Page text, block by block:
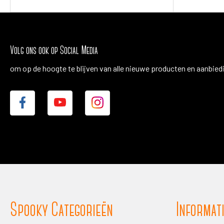
Volg ons ook op Social Media
om op de hoogte te blijven van alle nieuwe producten en
Spooky Categorieën